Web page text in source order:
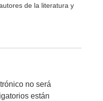
de la literatura y
no será
están